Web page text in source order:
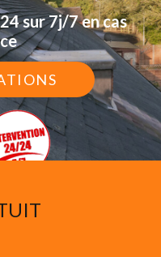
sur 7j/7 en cas